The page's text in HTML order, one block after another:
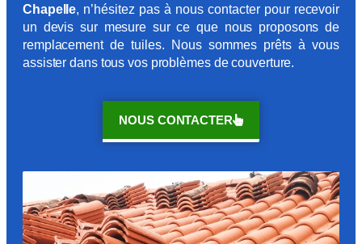
Chapelle, n’hésitez pas à nous contacter pour recevoir
un devis sur mesure sur ce que nous proposons de
remplacement de tuiles. Nous sommes prêts à vous
assister dans tous vos problèmes de couverture.
NOUS CONTACTER